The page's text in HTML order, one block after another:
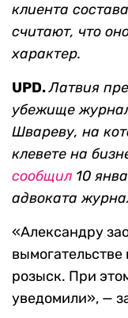
клиента
считают, что
характер.
UPD.Латвия
убежище
Швареву, на
клевете на
сообщил 10
адвоката
«Александру
розыск. При
уведомили», —